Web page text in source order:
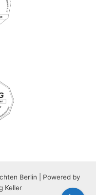
Berlin | Powered by
Keller